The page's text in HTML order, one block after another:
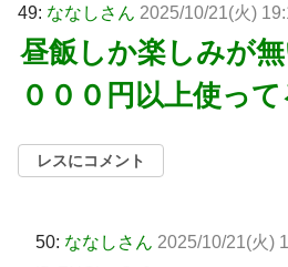
49: ななしさん 2025/10/21(火)
昼飯しか楽しみが
０００円以上使っ
レスにコメント
50: ななしさん 2025/10/21(火)